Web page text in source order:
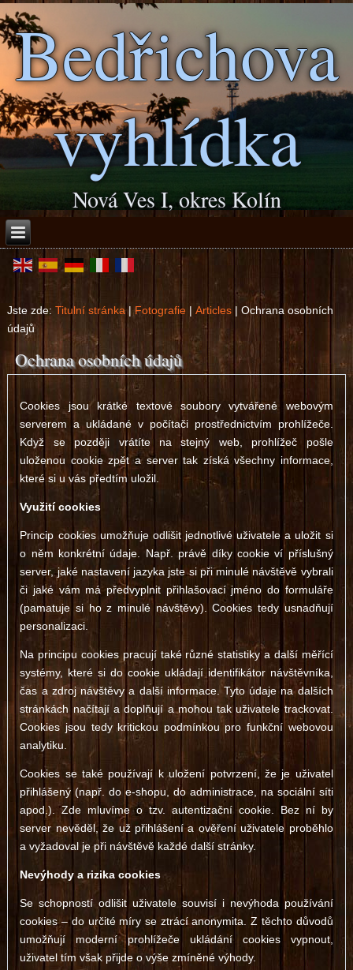
Bedřichova
vyhlídka
Nová Ves I, okres Kolín
Jste zde:Titulní stránka|Fotografie |Articles |Ochrana osobních
údajů
Ochrana osobních údajů
Cookies jsou krátké textové soubory vytvářené webovým
serverem a ukládané v počítači prostřednictvím prohlížeče.
Když se později vrátíte na stejný web, prohlížeč pošle
uloženou cookie zpět a server tak získá všechny informace,
které si u vás předtím uložil.
Využití cookies
Princip cookies umožňuje odlišit jednotlivé uživatele a uložit si
o něm konkrétní údaje. Např. právě díky cookie ví příslušný
server, jaké nastavení jazyka jste si při minulé návštěvě vybrali
či jaké vám má předvyplnit přihlašovací jméno do formuláře
(pamatuje si ho z minulé návštěvy). Cookies tedy usnadňují
personalizaci.
Na principu cookies pracují také různé statistiky a další měřící
systémy, které si do cookie ukládají identifikátor návštěvníka,
čas a zdroj návštěvy a další informace. Tyto údaje na dalších
stránkách načítají a doplňují a mohou tak uživatele trackovat.
Cookies jsou tedy kritickou podmínkou pro funkční webovou
analytiku.
Cookies se také používají k uložení potvrzení, že je uživatel
přihlášený (např. do e-shopu, do administrace, na sociální síti
apod.). Zde mluvíme o tzv. autentizační cookie. Bez ní by
server nevěděl, že už přihlášení a ověření uživatele proběhlo
a vyžadoval je při návštěvě každé další stránky.
Nevýhody a rizika cookies
Se schopností odlišit uživatele souvisí i nevýhoda používání
cookies – do určité míry se ztrácí anonymita. Z těchto důvodů
umožňují moderní prohlížeče ukládání cookies vypnout,
uživatel tím však přijde o výše zmíněné výhody.